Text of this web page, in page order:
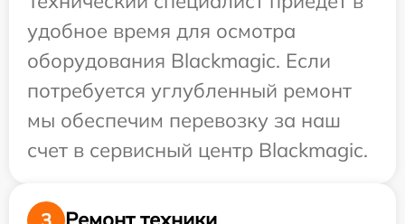
удобное время для осмотра
оборудования Blackmagic. Если
потребуется углубленный ремонт
мы обеспечим перевозку за наш
счет в сервисный центр Blackmagic.